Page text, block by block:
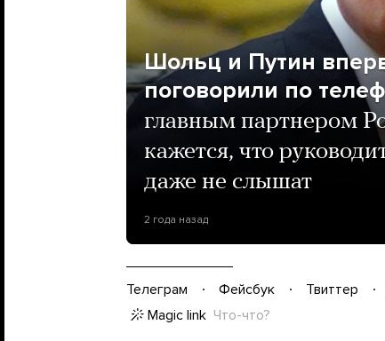
Шольц и Путин
поговорили по
главным партнером
кажется, что
даже не слышат
2 года назад
Телеграм Фейсбук Твиттер
Magic link Что-что?